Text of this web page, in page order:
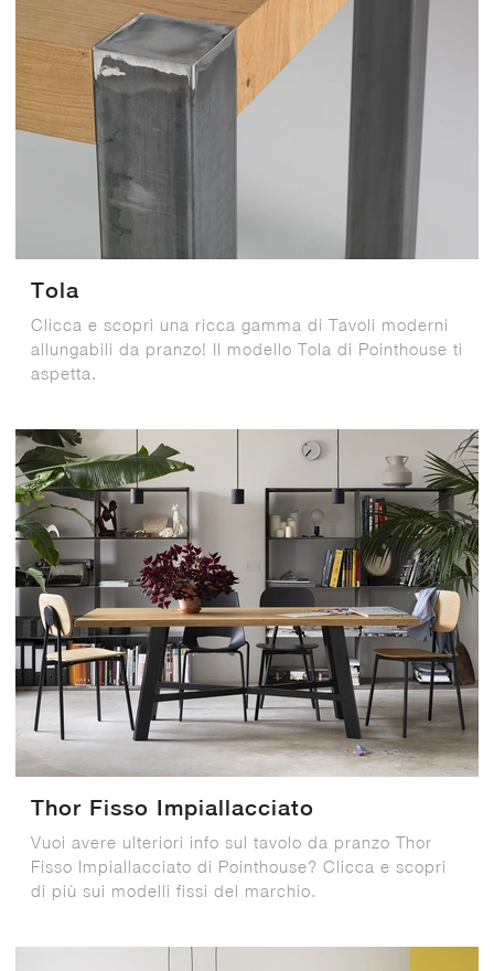
Tola
Clicca e scopri una ricca gamma di Tavoli moderni
allungabili da pranzo! Il modello Tola di Pointhouse ti
aspetta.
Thor Fisso Impiallacciato
Vuoi avere ulteriori info sul tavolo da pranzo Thor
Fisso Impiallacciato di Pointhouse? Clicca e scopri
di più sui modelli fissi del marchio.